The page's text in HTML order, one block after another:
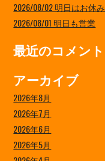
2026/08/02 明日はお休み
2026/08/01 明日も営業
最近のコメント
アーカイブ
2026年8月
2026年7月
2026年6月
2026年5月